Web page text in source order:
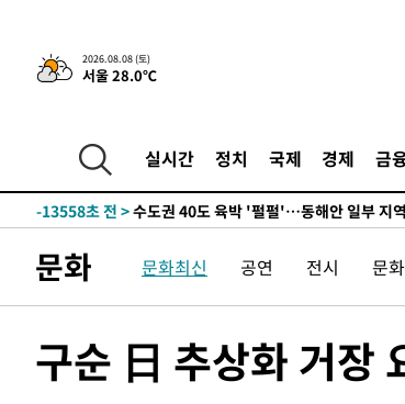
2026.08.08 (토)
서울 28.0℃
실시간 정치 국제 경제 금
청래 44.56%
-21263초 전 >[속보]與 대표 경선 제주·인천 당원투표…
42.08%·宋 10.17%
-20797초 전 >이강인 "아틀레티코 이적 기뻐…등번호 7번
-14506초 전 >
낮 최고 35도 '무더위'…동해안 시간당
-13776초 전 >
틀레티코 이적"
-13558초 전 >수도권 40도 육박 '펄펄'…동해안 일부 지
-6472초 전 >
강릉에 시간당 81.4㎜ 물폭탄…도로 잠기고
-2579초 전 >백운산서 80년근 천종산삼 9뿌리 발견…감
36분 전 >남자 농구, 나고야 아시안게임서 '홈팀' 일본과
문화 문화최신 공연 전시 문
구순 日 추상화 거장